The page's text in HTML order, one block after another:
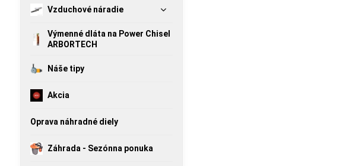
Vzduchové náradie
Výmenné dláta na Power Chisel
ARBORTECH
Náše tipy
Akcia
Oprava náhradné diely
Záhrada - Sezónna ponuka